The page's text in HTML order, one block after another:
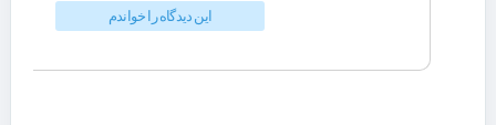
این دیدگاه را خواندم